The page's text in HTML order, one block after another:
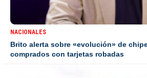
NACIONALES
Brito alerta sobre «evolución» de
comprados con tarjetas robadas